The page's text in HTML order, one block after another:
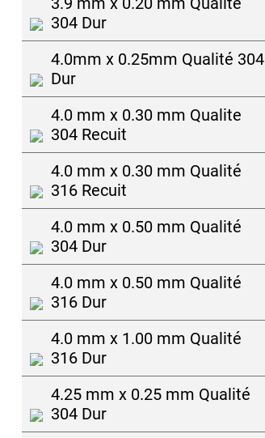
304 Dur
4.0mm x 0.25mm Qualité 304
Dur
4.0 mm x 0.30 mm Qualite
304 Recuit
4.0 mm x 0.30 mm Qualité
316 Recuit
4.0 mm x 0.50 mm Qualité
304 Dur
4.0 mm x 0.50 mm Qualité
316 Dur
4.0 mm x 1.00 mm Qualité
316 Dur
4.25 mm x 0.25 mm Qualité
304 Dur